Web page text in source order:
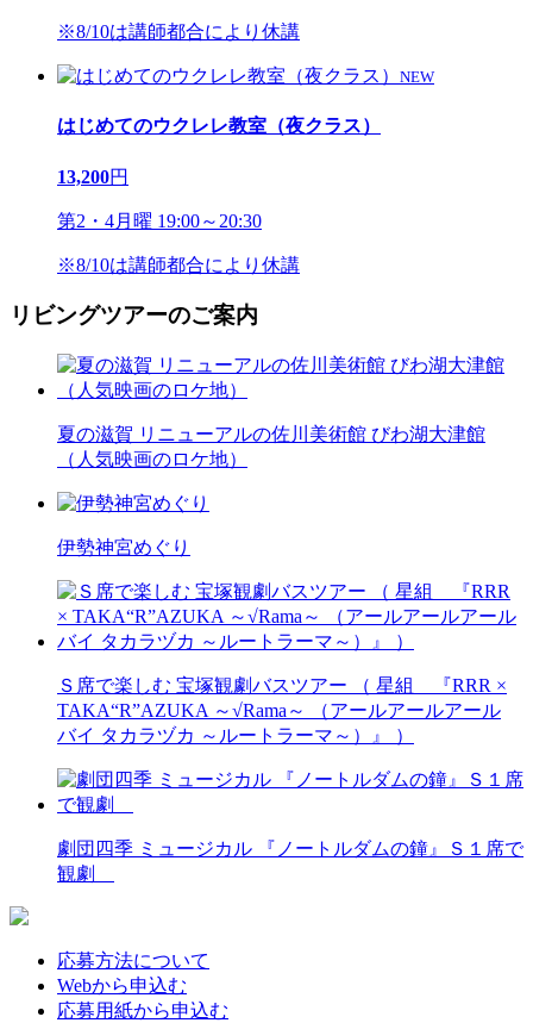
※8/10は講師都合により休講
NEW
はじめてのウクレレ教室（夜クラス）
13,200円
第2・4月曜 19:00～20:30
※8/10は講師都合により休講
リビングツアーのご案内
夏の滋賀 リニューアルの佐川美術館 びわ湖大津館
（人気映画のロケ地）
伊勢神宮めぐり
Ｓ席で楽しむ 宝塚観劇バスツアー （ 星組 『RRR ×
TAKA“R”AZUKA ～√Rama～ （アールアールアール
バイ タカラヅカ ～ルートラーマ～）』 ）
劇団四季 ミュージカル 『ノートルダムの鐘』Ｓ１席で
観劇
応募方法について
Webから申込む
応募用紙から申込む